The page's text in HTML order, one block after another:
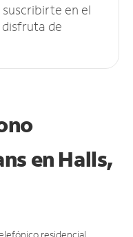
en el
de
en Halls,